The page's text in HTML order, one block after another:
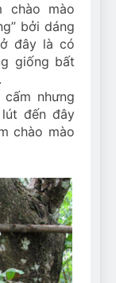
chào mào
bởi dáng
đây là có
giống bất
nhưng
đến đây
chào mào